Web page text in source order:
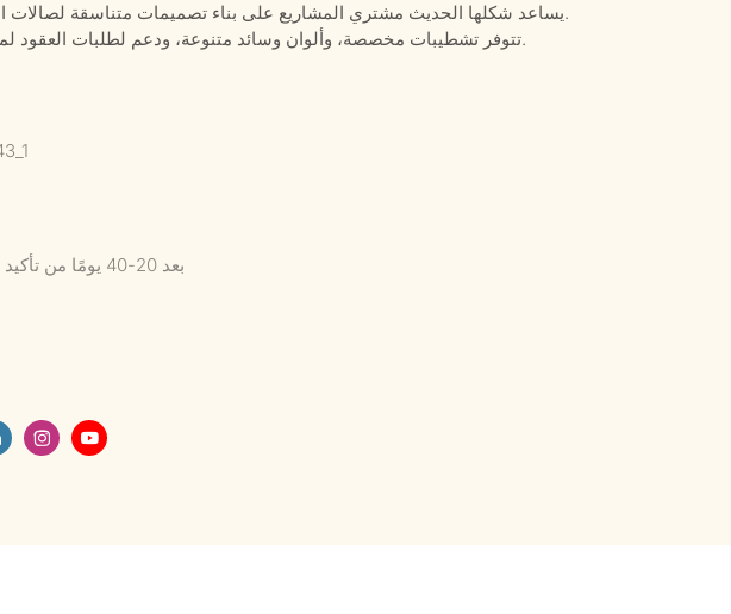
يساعد شكلها الحديث مشتري المشاريع على بناء تصميمات متناسقة لصالات التراس ذات جاذبية راقية.
تتوفر تشطيبات مخصصة، وألوان وسائد متنوعة، ودعم لطلبات العقود لمشاريع الفيلات والضيافة.
بعد 20-40 يومًا من تأكيد السحب